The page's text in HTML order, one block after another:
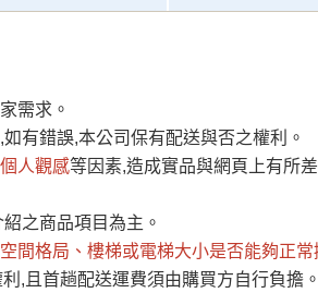
需求。
有錯誤,本公司保有配送與否之權利。
人觀感等因素,造成實品與網頁上有所
之商品項目為主。
間格局、 樓梯或電梯大小是否能夠正常
,且首趟配送運費須由購買方自行負擔。
費 說 明
購買商品，請於出發前來電或到「官方
話聯絡或E-Mail通知確認訂單。
貨我們客服會再來電或E-Mail與您聯絡
排列 依評論低至高排列 只顯